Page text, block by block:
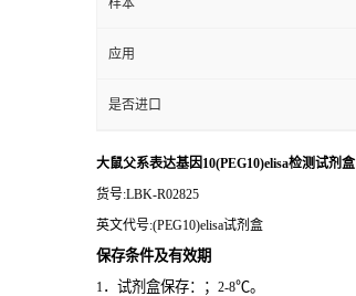
样本
应用
是否进口
大鼠父系表达基因10(PEG10)elisa检测试剂盒
货号:LBK-R02825
英文代号:(PEG10)elisa试剂盒
保存条件及有效期
1．试剂盒保存：； 2-8℃。